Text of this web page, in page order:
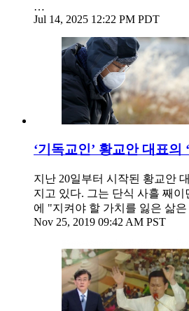
…
Jul 14, 2025 12:22 PM PDT
‘기독교인’ 황교안 대표의
지난 20일부터 시작된 황교안
지고 있다. 그는 단식 사흘 째이
에 "지켜야 할 가치를 잃은 삶
Nov 25, 2019 09:42 AM PST